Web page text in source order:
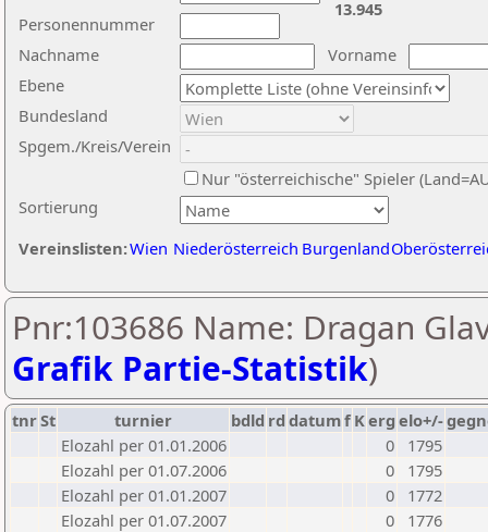
Nachname
Vorname
Ebene
Sortierung
Personennummer
Bundesland
Spgem./Kreis/Verein
Nur "österreichische" Spieler
Vereinslisten:Wien Niederösterreich Burgenland
13.945
Pnr:103686 Name: Dragan
Grafik Partie-Statistik)
tnrSt turnier bdld rd datumf Kerg elo+/-
Elozahl per 01.01.2006
0
1795
Elozahl per 01.07.2006
0
1795
Elozahl per 01.01.2007
0
1772
Elozahl per 01.07.2007
0
1776